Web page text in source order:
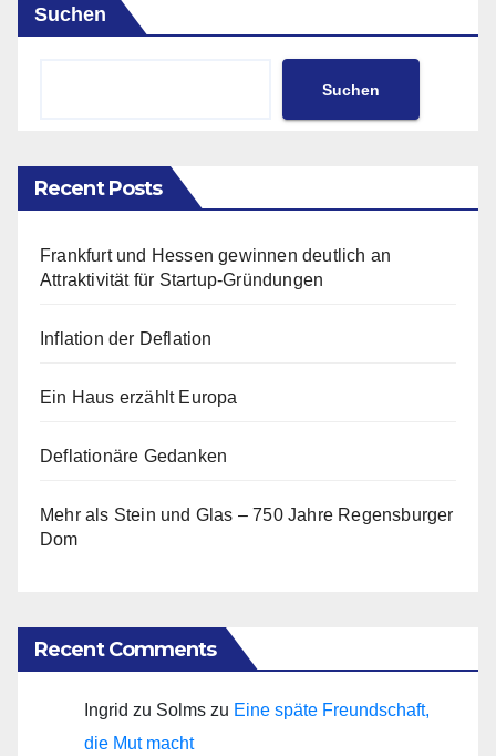
Suchen
Suchen
Recent Posts
Frankfurt und Hessen gewinnen deutlich an
Attraktivität für Startup-Gründungen
Inflation der Deflation
Ein Haus erzählt Europa
Deflationäre Gedanken
Mehr als Stein und Glas – 750 Jahre Regensburger
Dom
Recent Comments
Ingrid zu Solms zu Eine späte Freundschaft,
die Mut macht